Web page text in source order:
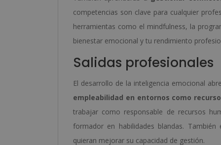
competencias son clave para cualquier
herramientas como el mindfulness, la
bienestar emocional y tu rendimiento
Salidas profesionales
El desarrollo de la inteligencia emocional
empleabilidad en entornos como
trabajar como responsable de recursos
formador en habilidades blandas.
quieran mejorar su capacidad de gestión.